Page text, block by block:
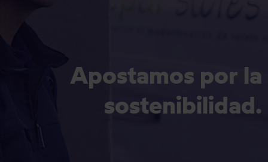
Apostamos por la
sostenibilidad.